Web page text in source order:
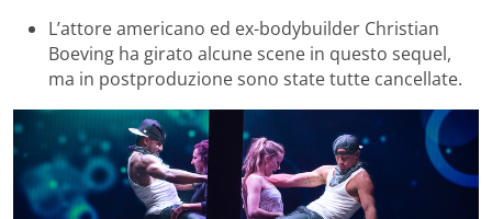
L’attore americano ed ex-bodybuilder Christian
Boeving ha girato alcune scene in questo sequel,
ma in postproduzione sono state tutte cancellate.